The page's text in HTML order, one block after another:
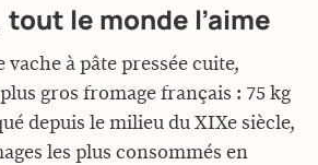
tout le monde l’aime
vache à pâte pressée cuite,
gros fromage français : 75 kg
depuis le milieu du XIXe siècle,
les plus consommés en